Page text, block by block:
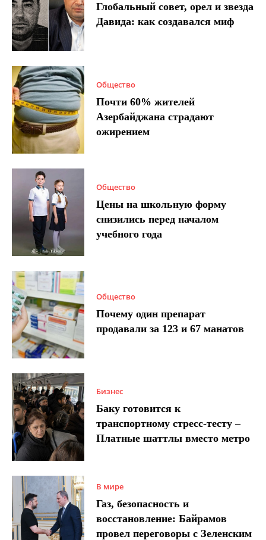
Глобальный совет, орел и звезда
Давида: как создавался миф
Общество
Почти 60% жителей
Азербайджана страдают
ожирением
Общество
Цены на школьную форму
снизились перед началом
учебного года
Общество
Почему один препарат
продавали за 123 и 67 манатов
Бизнес
Баку готовится к
транспортному стресс-тесту –
Платные шаттлы вместо метро
В мире
Газ, безопасность и
восстановление: Байрамов
провел переговоры с Зеленским